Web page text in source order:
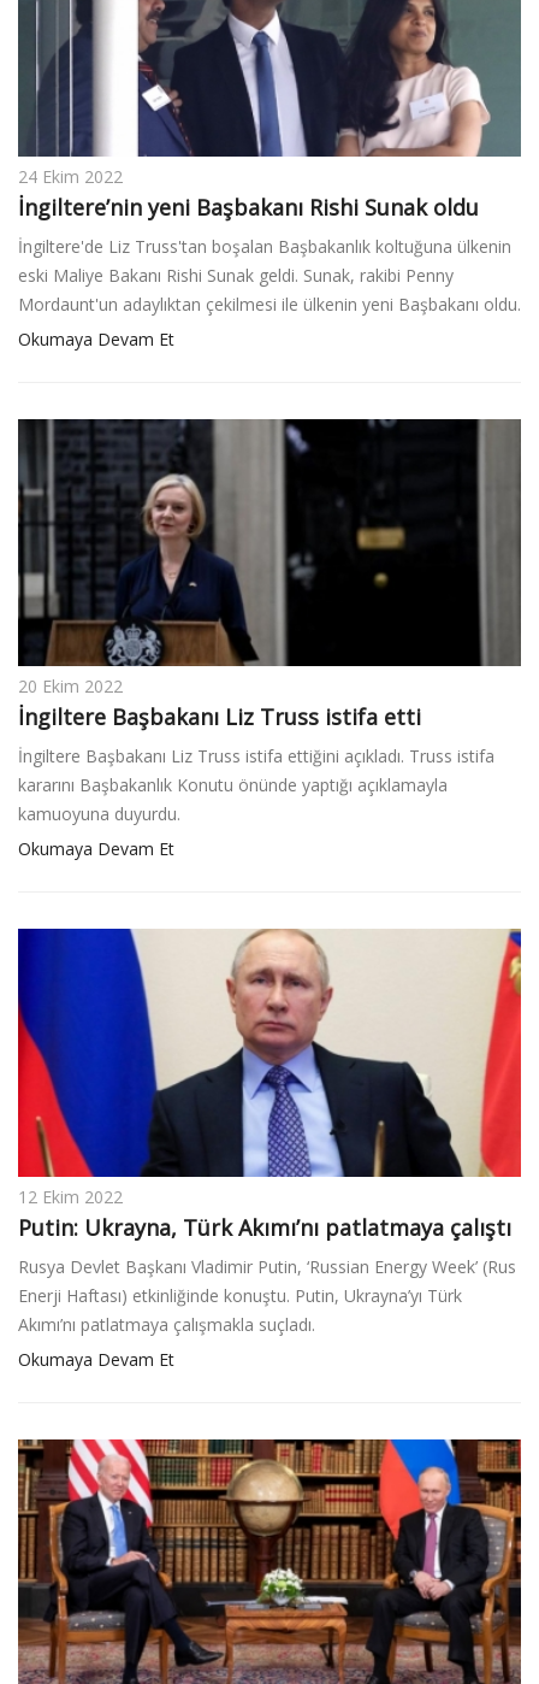
24 Ekim 2022
İngiltere’nin yeni Başbakanı Rishi Sunak oldu
İngiltere'de Liz Truss'tan boşalan Başbakanlık koltuğuna ülkenin
eski Maliye Bakanı Rishi Sunak geldi. Sunak, rakibi Penny
Mordaunt'un adaylıktan çekilmesi ile ülkenin yeni Başbakanı oldu.
Okumaya Devam Et
20 Ekim 2022
İ ngiltere Başbakanı Liz Truss istifa etti
İ ngiltere Başbakanı Liz Truss istifa ettiğini açıkladı. Truss istifa
kararını Başbakanlık Konutu önünde yaptığı açıklamayla
kamuoyuna duyurdu.
Okumaya Devam Et
12 Ekim 2022
Putin: Ukrayna, Türk Akımı’nı patlatmaya çalıştı
Rusya Devlet Başkanı Vladimir Putin, ‘Russian Energy Week’ (Rus
Enerji Haftası) etkinliğinde konuştu. Putin, Ukrayna’yı Türk
Akımı’nı patlatmaya çalışmakla suçladı.
Okumaya Devam Et